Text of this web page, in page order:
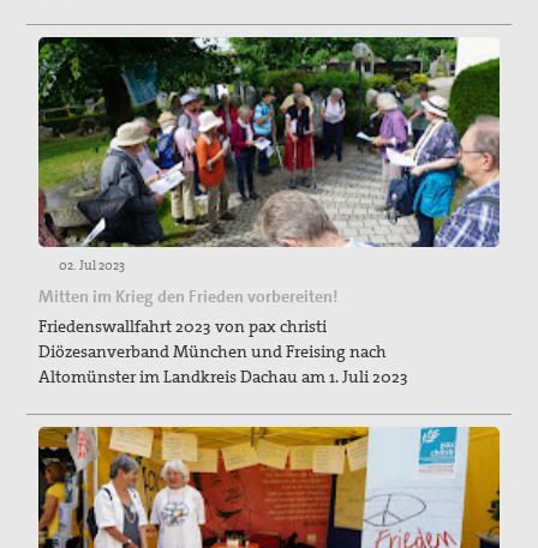
02. Jul 2023
Mitten im Krieg den Frieden vorbereiten!
Friedenswallfahrt 2023 von pax christi
Diözesanverband München und Freising nach
Altomünster im Landkreis Dachau am 1. Juli 2023